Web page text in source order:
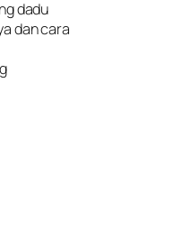
dadu
dan cara